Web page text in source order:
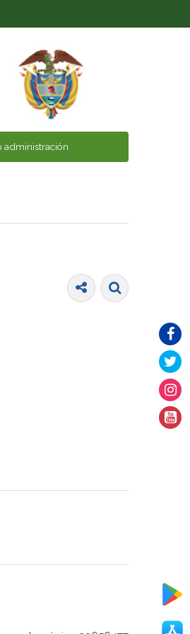
administración